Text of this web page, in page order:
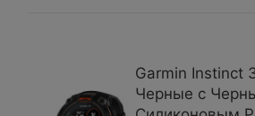
Garmin Instinct
Черные с